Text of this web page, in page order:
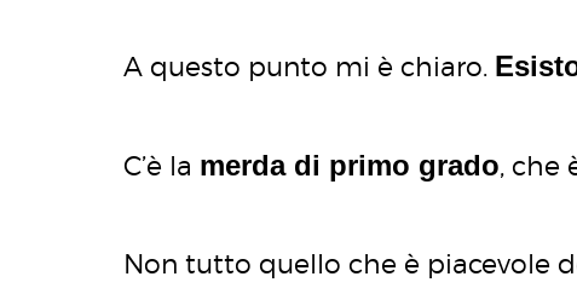
A questo punto mi è chiaro.
C’è la merda di primo grado, che
Non tutto quello che è piacevole